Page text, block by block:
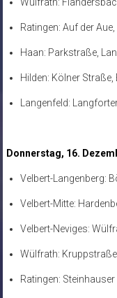
Wülfrath:
Ratingen: Auf der
Haan: Parkstraße,
Hilden: Kölner Straße,
Langenfeld:
Donnerstag, 16.
Velbert-Langenberg:
Velbert-Mitte:
Velbert-Neviges:
Wülfrath:
Ratingen: